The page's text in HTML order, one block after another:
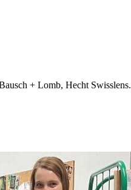
+ Lomb, Hecht Swisslens.